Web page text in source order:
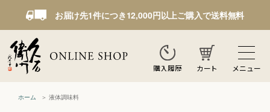
お届け先1件につき12,000円以上ご購入で送料無料
購入履歴 カート メニュー
ホーム 液体調味料